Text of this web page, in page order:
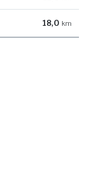
18,0 km